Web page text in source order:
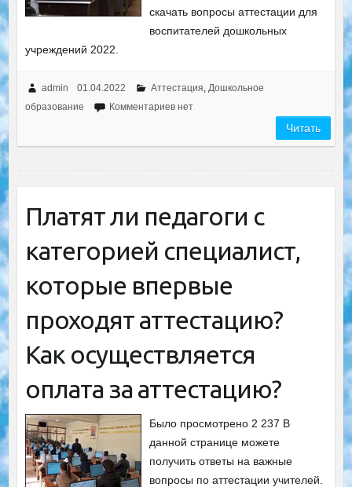
скачать вопросы аттестации для
воспитателей дошкольных
учреждений 2022.
admin 01.04.2022 Аттестация, Дошкольное
образование
Комментариев нет
Читать
Платят ли педагоги с
категорией специалист,
которые впервые
проходят аттестацию?
Как осуществляется
оплата за аттестацию?
Было просмотрено 2 237 В
данной странице можете
получить ответы на важные
вопросы по аттестации учителей.